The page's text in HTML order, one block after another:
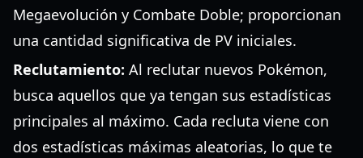
Megaevolución y Combate Doble; proporcionan
una cantidad significativa de PV iniciales.
Reclutamiento: Al reclutar nuevos Pokémon,
busca aquellos que ya tengan sus estadísticas
principales al máximo. Cada recluta viene con
dos estadísticas máximas aleatorias, lo que te